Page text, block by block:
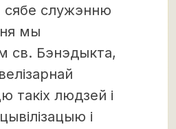
сябе служэнню
мы
св. Бэнэдыкта,
такіх людзей і
і